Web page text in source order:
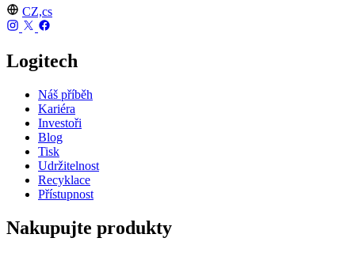
CZ,cs
Logitech
Náš příběh
Kariéra
Investoři
Blog
Tisk
Udržitelnost
Recyklace
Přístupnost
Nakupujte produkty